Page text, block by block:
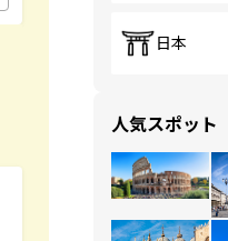
日本
人気スポット